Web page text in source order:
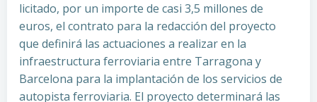
licitado, por un importe de casi 3,5 millones de
euros, el contrato para la redacción del proyecto
que definirá las actuaciones a realizar en la
infraestructura ferroviaria entre Tarragona y
Barcelona para la implantación de los servicios de
autopista ferroviaria. El proyecto determinará las